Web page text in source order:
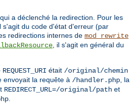
a déclenché la redirection. Pour les
s'agit du code d'état d'erreur (par
redirections internes de mod_rewrite
, il s'agit en général du
REQUEST_URI était /original/chemin
envoyait la requête à /handler.php , la
REDIRECT_URL=/original/path et